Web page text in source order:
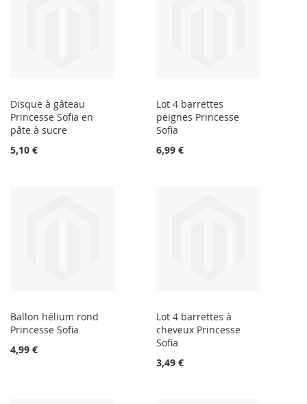
Disque à gâteau
Princesse Sofia en
pâte à sucre
5,10 €
Lot 4 barrettes
peignes Princesse
Sofia
6,99 €
Ballon hélium rond
Princesse Sofia
4,99 €
Lot 4 barrettes à
cheveux Princesse
Sofia
3,49 €